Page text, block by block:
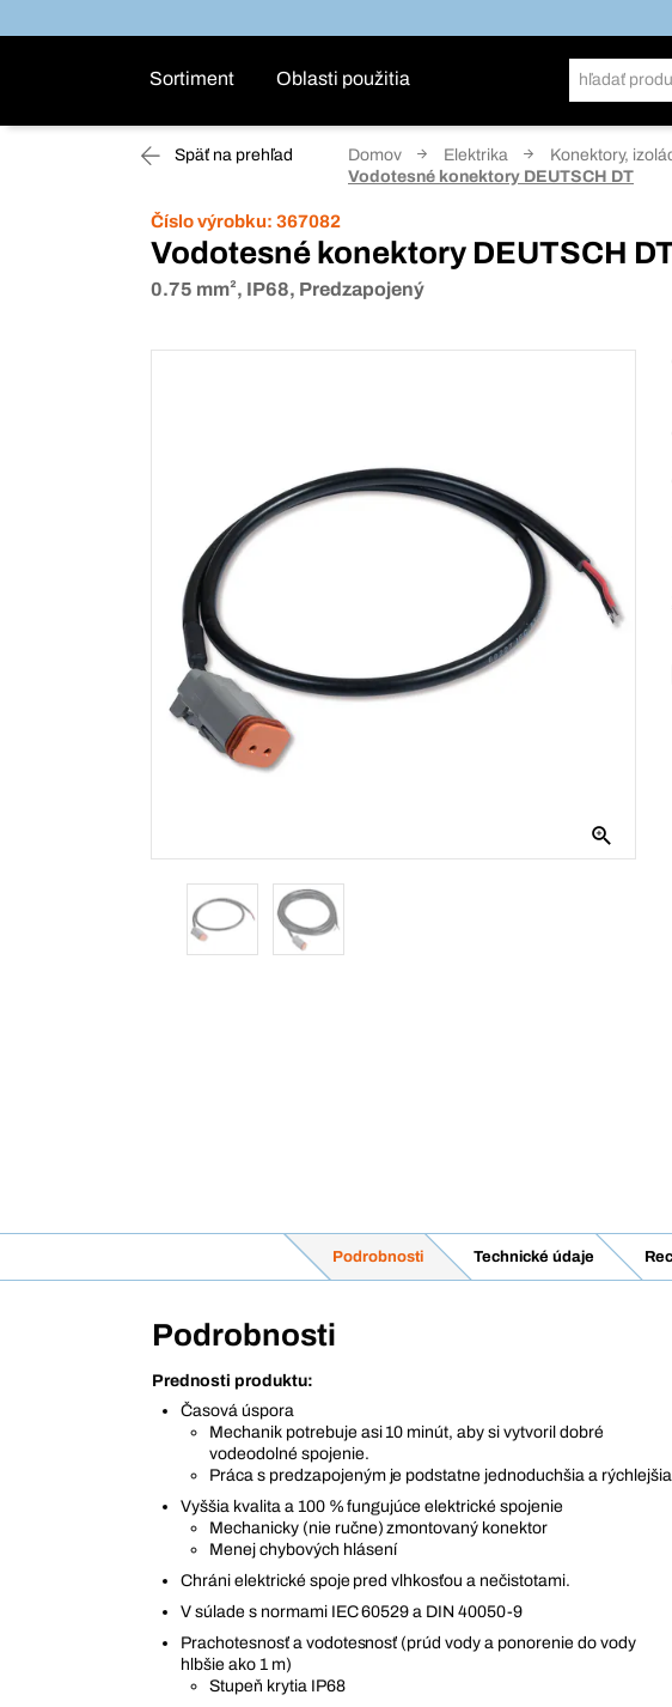
Sortiment Oblasti použitia
Späť na prehľad Domov Elektrika Konektory,
Vodotesné konektory DEUTSCH DT
Číslo výrobku: 367082
Vodotesné konektory DEUTSCH
0.75 mm², IP68, Predzapojený
Podrobnosti Technické údaje
Podrobnosti
Prednosti produktu:
Časová úspora
Mechanik potrebuje asi 10 minút, aby si vytvoril dobré
vodeodolné spojenie.
Práca s predzapojeným je podstatne jednoduchšia a
Vyššia kvalita a 100 % fungujúce elektrické spojenie
Mechanicky (nie ručne) zmontovaný konektor
Menej chybových hlásení
Chráni elektrické spoje pred vlhkosťou a nečistotami.
V súlade s normami IEC 60529 a DIN 40050-9
Prachotesnosť a vodotesnosť (prúd vody a ponorenie do vody
hlbšie ako 1 m)
Stupeň krytia IP68